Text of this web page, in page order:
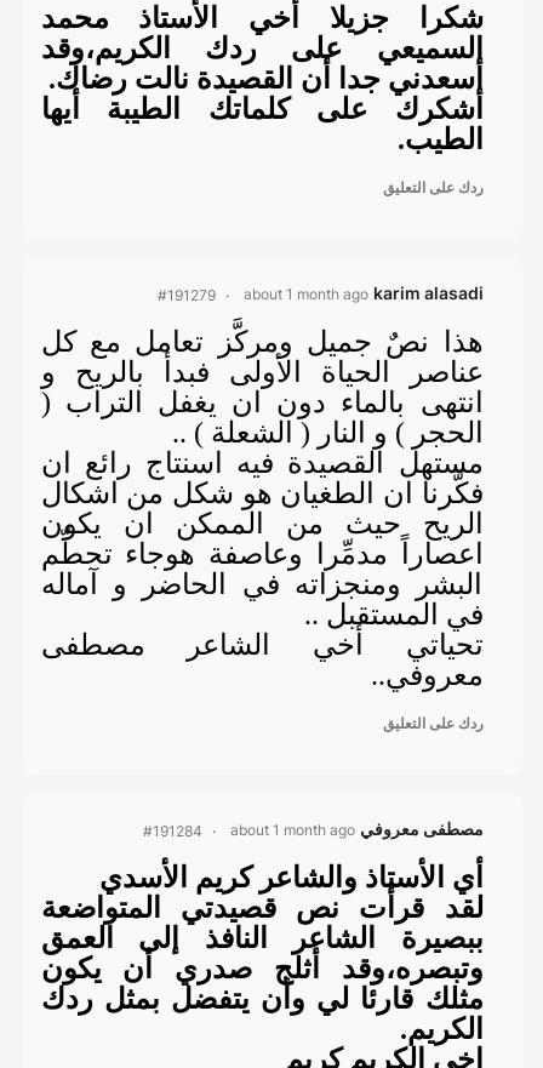
شكرا جزيلا أخي الأستاذ محمد
السميعي على ردك الكريم،وقد
أسعدني جدا أن القصيدة نالت رضاك.
أشكرك على كلماتك الطيبة أيها
الطيب.
ردك على التعليق
karim alasadi
about 1 month ago
#191279
هذا نصٌ جميل ومركَّز تعامل مع كل
عناصر الحياة الأولى فبدأ بالريح و
انتهى بالماء دون ان يغفل التراب (
الحجر ) و النار ( الشعلة ) ..
مستهل القصيدة فيه اسنتاج رائع ان
فكَّرنا ان الطغيان هو شكل من اشكال
الريح حيث من الممكن ان يكون
اعصاراً مدمِّرا وعاصفة هوجاء تحطِّم
البشر ومنجزاته في الحاضر و آماله
في المستقبل ..
تحياتي أخي الشاعر مصطفى
معروفي..
ردك على التعليق
مصطفى معروفي about 1 month ago
#191284
أي الأستاذ والشاعر كريم الأسدي
لقد قرأت نص قصيدتي المتواضعة
ببصيرة الشاعر النافذ إلى العمق
وتبصره،وقد أثلج صدري أن يكون
مثلك قارئا لي وأن يتفضل بمثل ردك
الكريم.
اخي الكريم كريم